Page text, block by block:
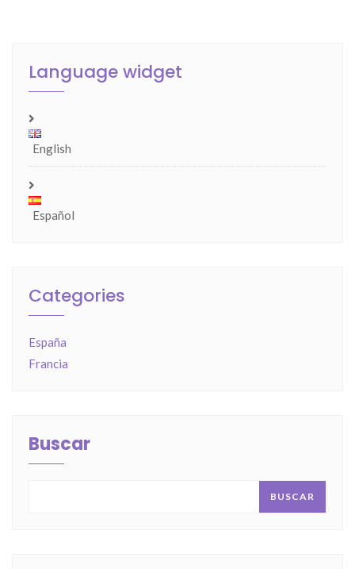
Language widget
English
Español
Categories
España
Francia
Buscar
BUSCAR